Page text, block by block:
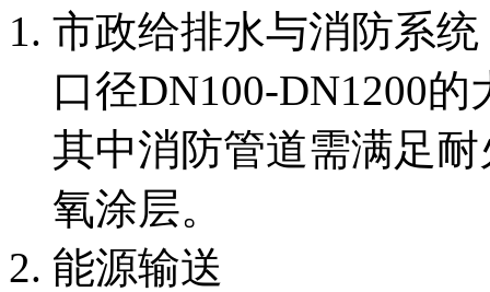
市政给排水与消防系统
口径DN100-DN1200
其中消防管道需满足
氧涂层。
能源输送